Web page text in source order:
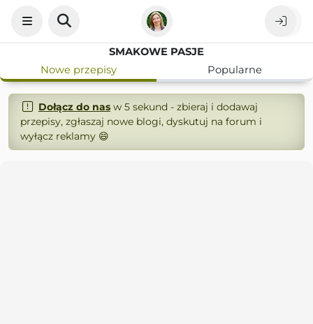
SMAKOWE PASJE
Nowe przepisy
Popularne
Dołącz do nasw 5 sekund - zbieraj i dodawaj
przepisy, zgłaszaj nowe blogi, dyskutuj na forum i
wyłącz reklamy 😄